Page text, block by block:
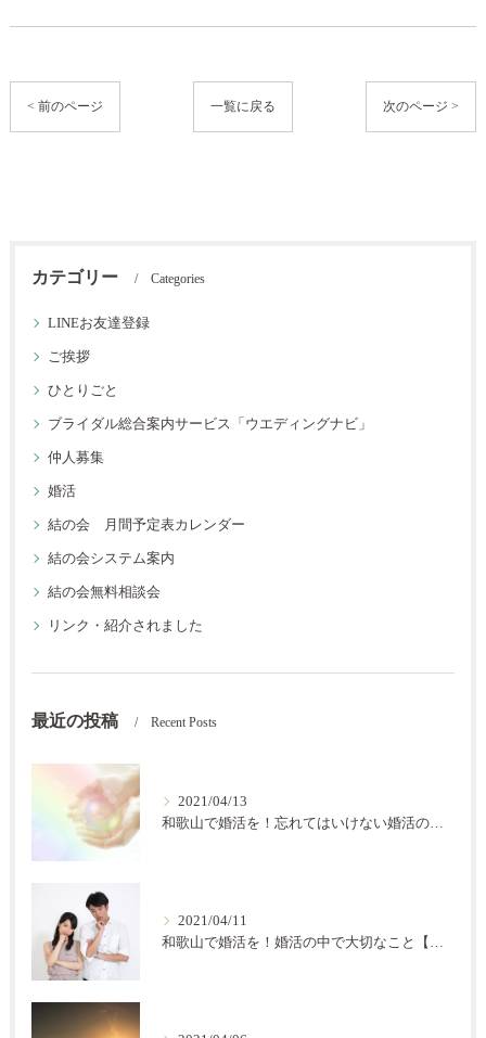
< 前のページ 一覧に戻る 次のページ >
カテゴリー Categories
LINEお友達登録
ご挨拶
ひとりごと
ブライダル総合案内サービス「ウエディングナビ」
仲人募集
婚活
結の会 月間予定表カレンダー
結の会システム案内
結の会無料相談会
リンク・紹介されました
最近の投稿 Recent Posts
2021/04/13
和歌山で婚活を！忘れてはいけない婚活の秘訣【結の会】
2021/04/11